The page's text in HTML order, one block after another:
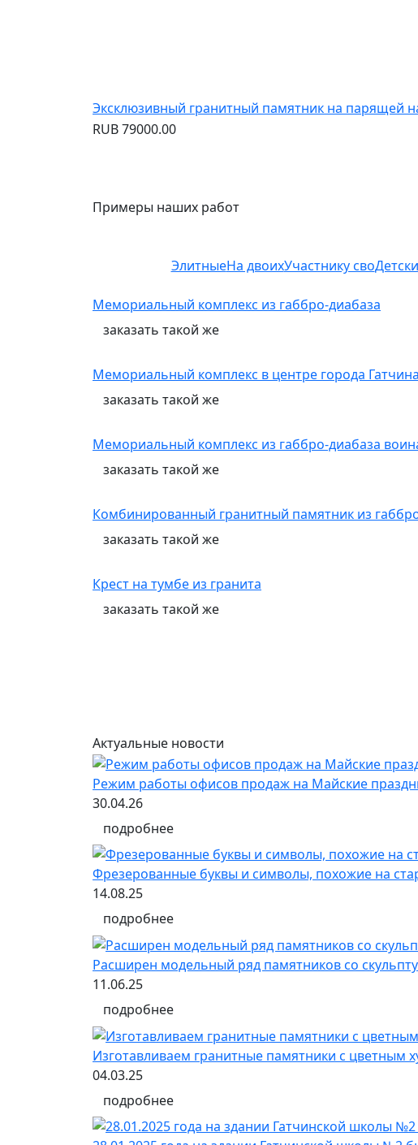
Эксклюзивный гранитный памятник на парящей
RUB79000.00
Примеры наших работ
ЭлитныеНа двоихУчастнику сво
Мемориальный комплекс из габбро-диабаза
заказать такой же
Мемориальный комплекс в центре города
заказать такой же
Мемориальный комплекс из габбро-диабаза
заказать такой же
Комбинированный гранитный памятник из
заказать такой же
Крест на тумбе из гранита
заказать такой же
Актуальные новости
Режим работы офисов продаж на Майские
30.04.26
подробнее
Фрезерованные буквы и символы, похожие на
14.08.25
подробнее
Расширен модельный ряд памятников со
11.06.25
подробнее
Изготавливаем гранитные памятники с
04.03.25
подробнее